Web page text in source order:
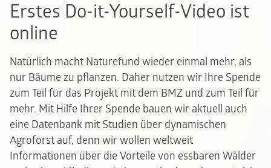
Erstes Do-it-Yourself-Video ist
online
Natürlich macht Naturefund wieder einmal mehr, als
nur Bäume zu pflanzen. Daher nutzen wir Ihre Spende
zum Teil für das Projekt mit dem BMZ und zum Teil für
mehr. Mit Hilfe Ihrer Spende bauen wir aktuell auch
eine Datenbank mit Studien über dynamischen
Agroforst auf, denn wir wollen weltweit
Informationen über die Vorteile von essbaren Wälder